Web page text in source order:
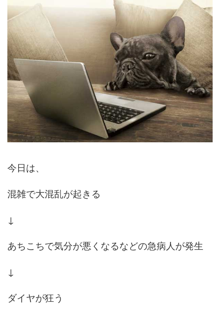
今日は、
混雑で大混乱が起きる
↓
あちこちで気分が悪くなるなどの急病人が発生
↓
ダイヤが狂う